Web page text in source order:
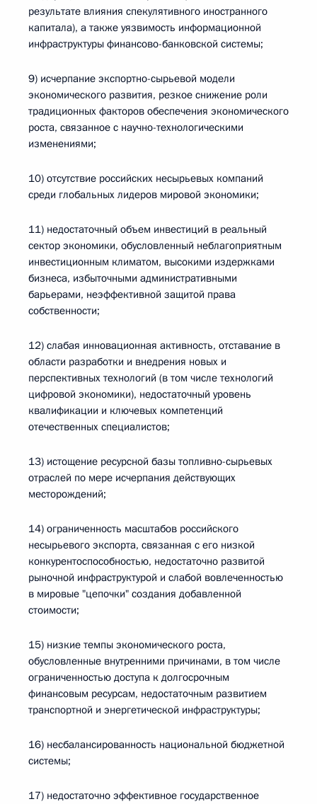
результате влияния спекулятивного иностранного
капитала), а также уязвимость информационной
инфраструктуры финансово-банковской системы;
9) исчерпание экспортно-сырьевой модели
экономического развития, резкое снижение роли
традиционных факторов обеспечения экономического
роста, связанное с научно-технологическими
изменениями;
10) отсутствие российских несырьевых компаний
среди глобальных лидеров мировой экономики;
11) недостаточный объем инвестиций в реальный
сектор экономики, обусловленный неблагоприятным
инвестиционным климатом, высокими издержками
бизнеса, избыточными административными
барьерами, неэффективной защитой права
собственности;
12) слабая инновационная активность, отставание в
области разработки и внедрения новых и
перспективных технологий (в том числе технологий
цифровой экономики), недостаточный уровень
квалификации и ключевых компетенций
отечественных специалистов;
13) истощение ресурсной базы топливно-сырьевых
отраслей по мере исчерпания действующих
месторождений;
14) ограниченность масштабов российского
несырьевого экспорта, связанная с его низкой
конкурентоспособностью, недостаточно развитой
рыночной инфраструктурой и слабой вовлеченностью
в мировые "цепочки" создания добавленной
стоимости;
15) низкие темпы экономического роста,
обусловленные внутренними причинами, в том числе
ограниченностью доступа к долгосрочным
финансовым ресурсам, недостаточным развитием
транспортной и энергетической инфраструктуры;
16) несбалансированность национальной бюджетной
системы;
17) недостаточно эффективное государственное